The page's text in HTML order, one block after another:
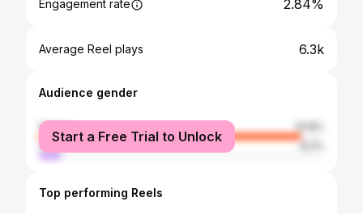
Engagement rate 2.84%
Average Reel plays 6.3k
Audience gender
female
91.8%
male
8.2%
Start a Free Trial to Unlock
Top performing Reels